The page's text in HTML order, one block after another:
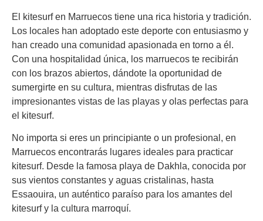
El kitesurf en Marruecos tiene una rica historia y tradición.
Los locales han adoptado este deporte con entusiasmo y
han creado una comunidad apasionada en torno a él.
Con una hospitalidad única, los marruecos te recibirán
con los brazos abiertos, dándote la oportunidad de
sumergirte en su cultura, mientras disfrutas de las
impresionantes vistas de las playas y olas perfectas para
el kitesurf.
No importa si eres un principiante o un profesional, en
Marruecos encontrarás lugares ideales para practicar
kitesurf. Desde la famosa playa de Dakhla, conocida por
sus vientos constantes y aguas cristalinas, hasta
Essaouira, un auténtico paraíso para los amantes del
kitesurf y la cultura marroquí.